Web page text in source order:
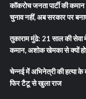
कॉकरोच जनता पार्टी की
चुनाव नहीं, अब सरकार पर
तुकाराम मुंढे: 21 साल की सेवा
कमान, अशोक खेमका से क्यों
चेन्नई में अभिनेत्री की हत्या
फिर टैटू से खुला राज